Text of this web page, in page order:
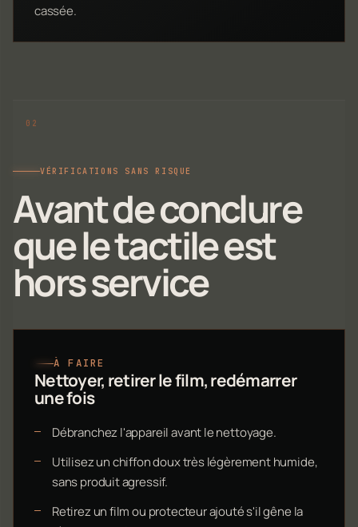
cassée.
VÉRIFICATIONS SANS RISQUE
Avant de conclure
que le tactile est
hors service
À FAIRE
Nettoyer, retirer le film, redémarrer
une fois
Débranchez l'appareil avant le nettoyage.
Utilisez un chiffon doux très légèrement humide,
sans produit agressif.
Retirez un film ou protecteur ajouté s'il gêne la